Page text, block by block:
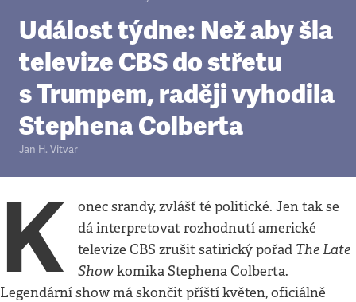
Událost týdne: Než aby šla
televize CBS do střetu
s Trumpem, raději vyhodila
Stephena Colberta
Jan H. Vitvar
K
onec srandy, zvlášť té politické. Jen tak se
dá interpretovat rozhodnutí americké
televize CBS zrušit satirický pořad The Late
Showkomika Stephena Colberta.
Legendární show má skončit příští květen, oficiálně